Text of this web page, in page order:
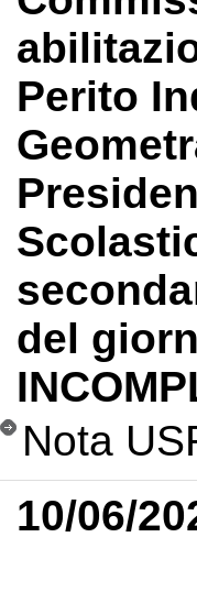
Perito
del
Nota
10/06/